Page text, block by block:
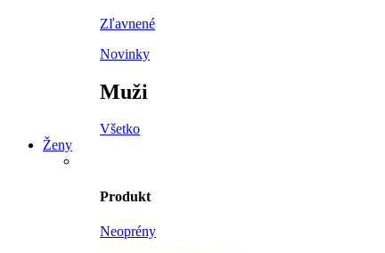
Zľavnené
Novinky
Muži
Všetko
Ženy
Produkt
Neoprény